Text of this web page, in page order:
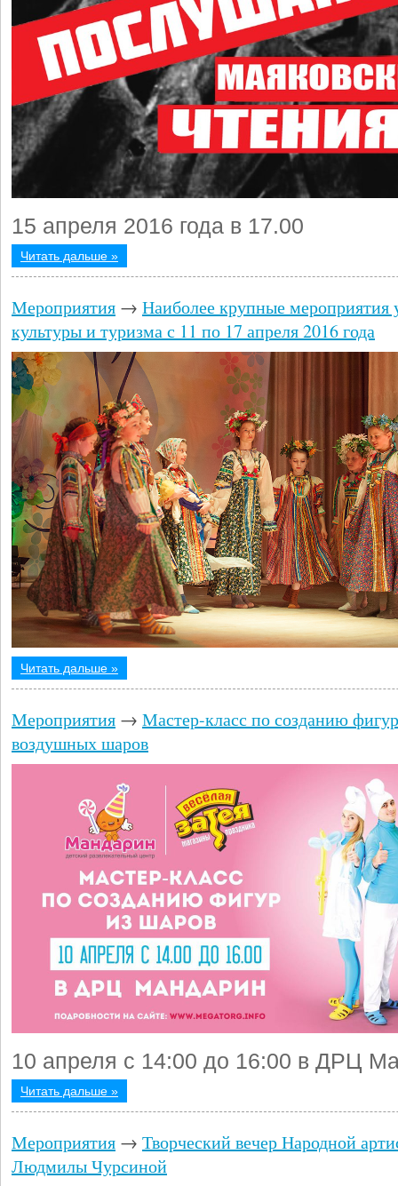
15 апреля 2016 года в 17.00
Читать дальше »
Мероприятия → Наиболее крупные мероприятия
культуры и туризма с 11 по 17 апреля 2016 года
Читать дальше »
Мероприятия → Мастер-класс по созданию
воздушных шаров
10 апреля с 14:00 до 16:00 в ДРЦ
Читать дальше »
Мероприятия → Творческий вечер Народной
Людмилы Чурсиной